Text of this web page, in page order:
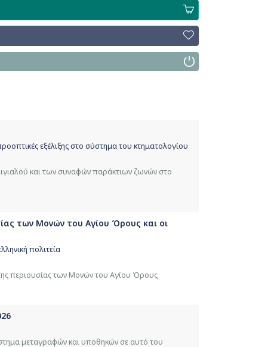
εξέλιξης στο σύστημα του κτηματολογίου
και των συναφών παράκτιων ζωνών στο
των Μονών του Αγίου Όρους και οι
πολιτεία
περιουσίας των Μονών του Αγίου Όρους
μεταγραφών και υποθηκών σε αυτό του